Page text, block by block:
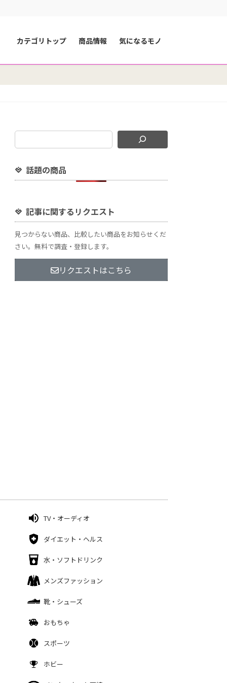
カテゴリトップ 商品情報 気になるモノ
話題の商品
記事に関するリクエスト
見つからない商品、比較したい商品をお知らせくだ
さい。無料で調査・登録します。
リクエストはこちら
TV・オーディオ
ダイエット・ヘルス
水・ソフトドリンク
メンズファッション
靴・シューズ
おもちゃ
スポーツ
ホビー